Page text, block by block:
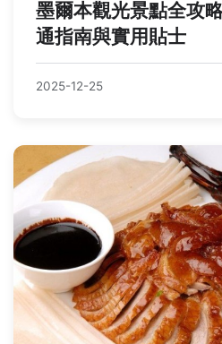
墨爾本觀光景點全攻
通指南與實用貼士
2025-12-25